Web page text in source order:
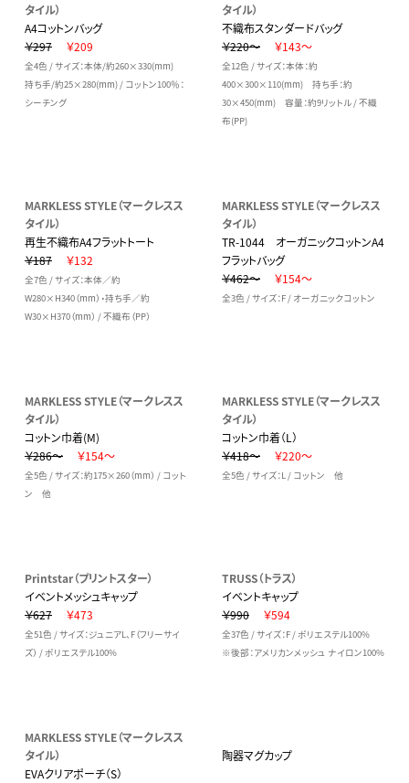
タイル）
A4コットンバッグ
￥297
￥209
全4色 / サイズ：本体/約260×330(mm)
持ち手/約25×280(mm) / コットン100％：
シーチング
タイル）
不織布スタンダードバッグ
￥220～
￥143～
全12色 / サイズ：本体：約
400×300×110(mm) 持ち手：約
30×450(mm) 容量：約9リットル / 不織
布(PP)
MARKLESS STYLE（マークレスス
タイル）
再生不織布A4フラットトート
￥187
￥132
全7色 / サイズ：本体／約
W280×H340（mm）・持ち手／約
W30×H370（mm） / 不織布（PP）
MARKLESS STYLE（マークレスス
タイル）
TR-1044 オーガニックコットンA4
フラットバッグ
￥462～
￥154～
全3色 / サイズ：F / オーガニックコットン
MARKLESS STYLE（マークレスス
タイル）
コットン巾着(M)
￥286～
￥154～
全5色 / サイズ：約175×260（mm） / コット
ン 他
MARKLESS STYLE（マークレスス
タイル）
コットン巾着（L）
￥418～
￥220～
全5色 / サイズ：L / コットン 他
Printstar（プリントスター）
イベントメッシュキャップ
￥627
￥473
全51色 / サイズ：ジュニアL、F（フリーサイ
ズ） / ポリエステル100%
TRUSS（トラス）
イベントキャップ
￥990
￥594
全37色 / サイズ：F / ポリエステル100%
※後部：アメリカンメッシュ ナイロン100%
MARKLESS STYLE（マークレスス
タイル）
EVAクリアポーチ（S）
陶器マグカップ